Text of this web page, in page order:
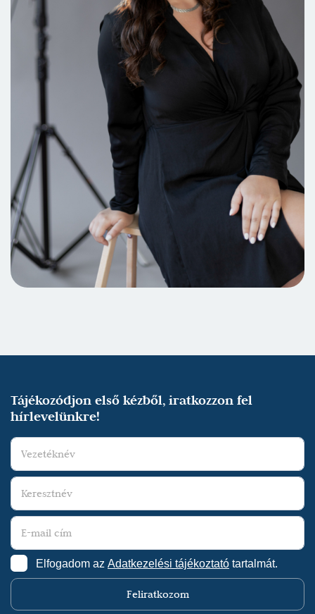
Tájékozódjon első kézből, iratkozzon fel
hírlevelünkre!
Elfogadom az Adatkezelési tájékoztató tartalmát.
Feliratkozom